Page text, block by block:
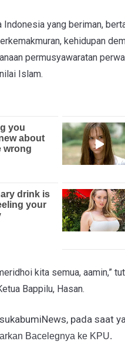
yang beriman,
kehidupan
permusyawaratan
Islam.
kita semua, aamin,”
Bappilu, Hasan.
pada saat
Bacelegnya ke KPU.